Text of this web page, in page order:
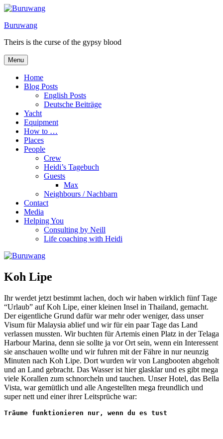
Skip
content
Buruwang
Theirs is the curse of the gypsy blood
Menu
Home
Blog Posts
English Posts
Deutsche Beiträge
Yacht
Equipment
How to …
Places
People
Crew
Heidi’s Tagebuch
Guests
Max
Neighbours / Nachbarn
Contact
Media
Helping You
Consulting by Neill
Life coaching with Heidi
Koh Lipe
Ihr werdet jetzt bestimmt lachen, doch wir haben wirklich fünf Tage
“Urlaub” auf Koh Lipe, einer kleinen Insel in Thailand, gemacht.
Der eigentliche Grund dafür war mehr oder weniger, dass unser
Visum für Malaysia ablief und wir für ein paar Tage das Land
verlassen mussten. Wir buchten für Artemis einen Platz in der Telaga
Harbour Marina, denn sie sollte ja vor Ort sein, wenn ein Interessent
sie anschauen wollte und wir fuhren mit der Fähre in nur neunzig
Minuten nach Koh Lipe. Dort wurden wir von Langbooten abgeholt
und an Land gebracht. Das Wasser ist hier glasklar und es gibt mega
viele Korallen zum schnorcheln und tauchen. Unser Hotel, das Bella
Vista, war gemütlich und alle Angestellten mega freundlich und
super nett und einer ihrer Leitsprüche war:
Träume funktionieren nur, wenn du es tust